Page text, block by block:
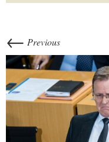
← Previous